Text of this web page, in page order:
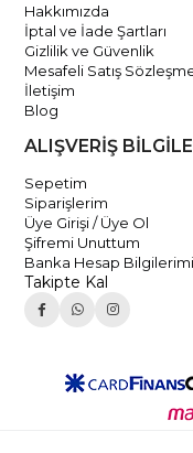
Hakkımızda
İptal ve İade Şartları
Gizlilik ve Güvenlik
Mesafeli Satış
İletişim
Blog
ALIŞVERİŞ
Sepetim
Siparişlerim
Üye Girişi / Üye Ol
Şifremi Unuttum
Banka Hesap
Takipte Kal